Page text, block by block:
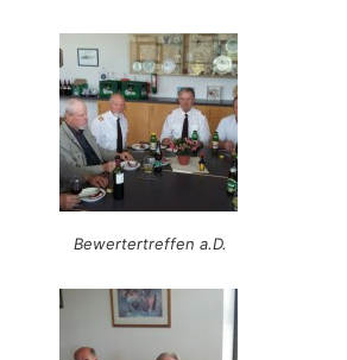
Bewertertreffen a.D.